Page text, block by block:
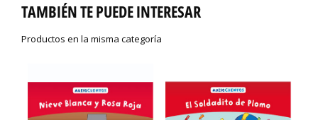
TAMBIÉN TE PUEDE INTERESAR
Productos en la misma categoría